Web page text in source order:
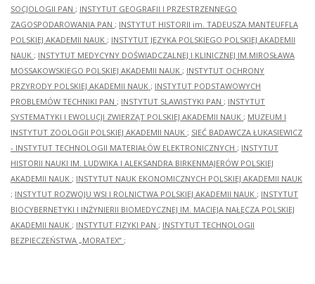
SOCJOLOGII PAN ; INSTYTUT GEOGRAFII I PRZESTRZENNEGO
ZAGOSPODAROWANIA PAN ; INSTYTUT HISTORII im. TADEUSZA MANTEUFFLA
POLSKIEJ AKADEMII NAUK ; INSTYTUT JĘZYKA POLSKIEGO POLSKIEJ AKADEMII
NAUK ; INSTYTUT MEDYCYNY DOŚWIADCZALNEJ I KLINICZNEJ IM.MIROSŁAWA
MOSSAKOWSKIEGO POLSKIEJ AKADEMII NAUK ; INSTYTUT OCHRONY
PRZYRODY POLSKIEJ AKADEMII NAUK ; INSTYTUT PODSTAWOWYCH
PROBLEMÓW TECHNIKI PAN ; INSTYTUT SLAWISTYKI PAN ; INSTYTUT
SYSTEMATYKI I EWOLUCJI ZWIERZĄT POLSKIEJ AKADEMII NAUK ; MUZEUM I
INSTYTUT ZOOLOGII POLSKIEJ AKADEMII NAUK ; SIEĆ BADAWCZA ŁUKASIEWICZ
- INSTYTUT TECHNOLOGII MATERIAŁÓW ELEKTRONICZNYCH ; INSTYTUT
HISTORII NAUKI IM. LUDWIKA I ALEKSANDRA BIRKENMAJERÓW POLSKIEJ
AKADEMII NAUK ; INSTYTUT NAUK EKONOMICZNYCH POLSKIEJ AKADEMII NAUK
; INSTYTUT ROZWOJU WSI I ROLNICTWA POLSKIEJ AKADEMII NAUK ; INSTYTUT
BIOCYBERNETYKI I INŻYNIERII BIOMEDYCZNEJ IM. MACIEJA NAŁĘCZA POLSKIEJ
AKADEMII NAUK ; INSTYTUT FIZYKI PAN ; INSTYTUT TECHNOLOGII
BEZPIECZEŃSTWA „MORATEX” ;